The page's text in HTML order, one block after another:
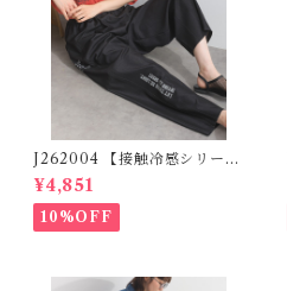
J262004 【接触冷感シリー
ズ】 ツイルワーク風ロゴパン
ツ / Cool Touch Twill Work
Logo Pants (残りわずか)
¥4,851
10%OFF